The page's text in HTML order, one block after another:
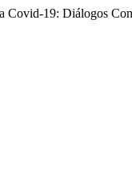
Covid-19: Diálogos